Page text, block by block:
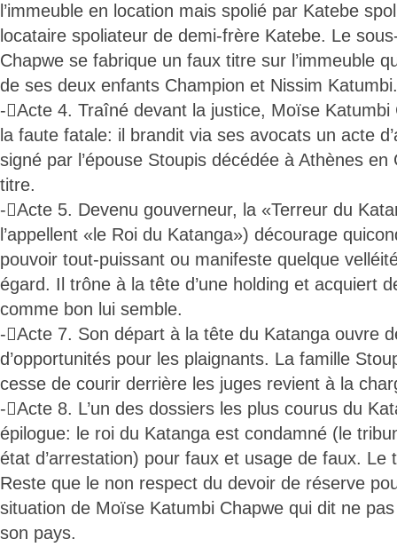
l’immeuble en location mais spolié par Katebe
locataire spoliateur de demi-frère Katebe. Le
Chapwe se fabrique un faux titre sur l’immeuble
de ses deux enfants Champion et Nissim Katumbi.
-Acte 4. Traîné devant la justice, Moïse
la faute fatale: il brandit via ses avocats un acte
signé par l’épouse Stoupis décédée à Athènes
titre.
-Acte 5. Devenu gouverneur, la «Terreur du
l’appellent «le Roi du Katanga») décourage
pouvoir tout-puissant ou manifeste quelque
égard. Il trône à la tête d’une holding et acquiert
comme bon lui semble.
-Acte 7. Son départ à la tête du Katanga ouvre
d’opportunités pour les plaignants. La famille
cesse de courir derrière les juges revient à la
-Acte 8. L’un des dossiers les plus courus du
épilogue: le roi du Katanga est condamné (le
état d’arrestation) pour faux et usage de faux. Le
Reste que le non respect du devoir de réserve
situation de Moïse Katumbi Chapwe qui dit ne
son pays.